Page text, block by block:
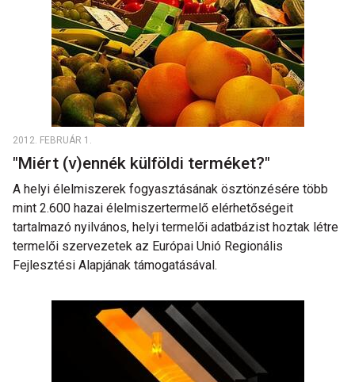
2012. FEBRUÁR 1.
"Miért (v)ennék külföldi terméket?"
A helyi élelmiszerek fogyasztásának ösztönzésére több
mint 2.600 hazai élelmiszertermelő elérhetőségeit
tartalmazó nyilvános, helyi termelői adatbázist hoztak létre
termelői szervezetek az Európai Unió Regionális
Fejlesztési Alapjának támogatásával.